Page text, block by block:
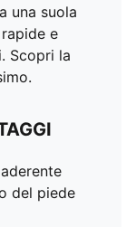
una suola
e
Scopri la
del piede